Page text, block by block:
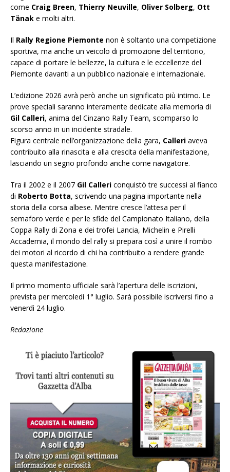
come Craig Breen, Thierry Neuville, Oliver Solberg, Ott
Tänak e molti altri.
Il Rally Regione Piemonte non è soltanto una competizione
sportiva, ma anche un veicolo di promozione del territorio,
capace di portare le bellezze, la cultura e le eccellenze del
Piemonte davanti a un pubblico nazionale e internazionale.
L’edizione 2026 avrà però anche un significato più intimo. Le
prove speciali saranno interamente dedicate alla memoria di
Gil Calleri, anima del Cinzano Rally Team, scomparso lo
scorso anno in un incidente stradale.
Figura centrale nell’organizzazione della gara, Calleri aveva
contribuito alla rinascita e alla crescita della manifestazione,
lasciando un segno profondo anche come navigatore.
Tra il 2002 e il 2007 Gil Calleri conquistò tre successi al fianco
di Roberto Botta, scrivendo una pagina importante nella
storia della corsa albese. Mentre cresce l’attesa per il
semaforo verde e per le sfide del Campionato Italiano, della
Coppa Rally di Zona e dei trofei Lancia, Michelin e Pirelli
Accademia, il mondo del rally si prepara così a unire il rombo
dei motori al ricordo di chi ha contribuito a rendere grande
questa manifestazione.
Il primo momento ufficiale sarà l’apertura delle iscrizioni,
prevista per mercoledì 1° luglio. Sarà possibile iscriversi fino a
venerdì 24 luglio.
Redazione